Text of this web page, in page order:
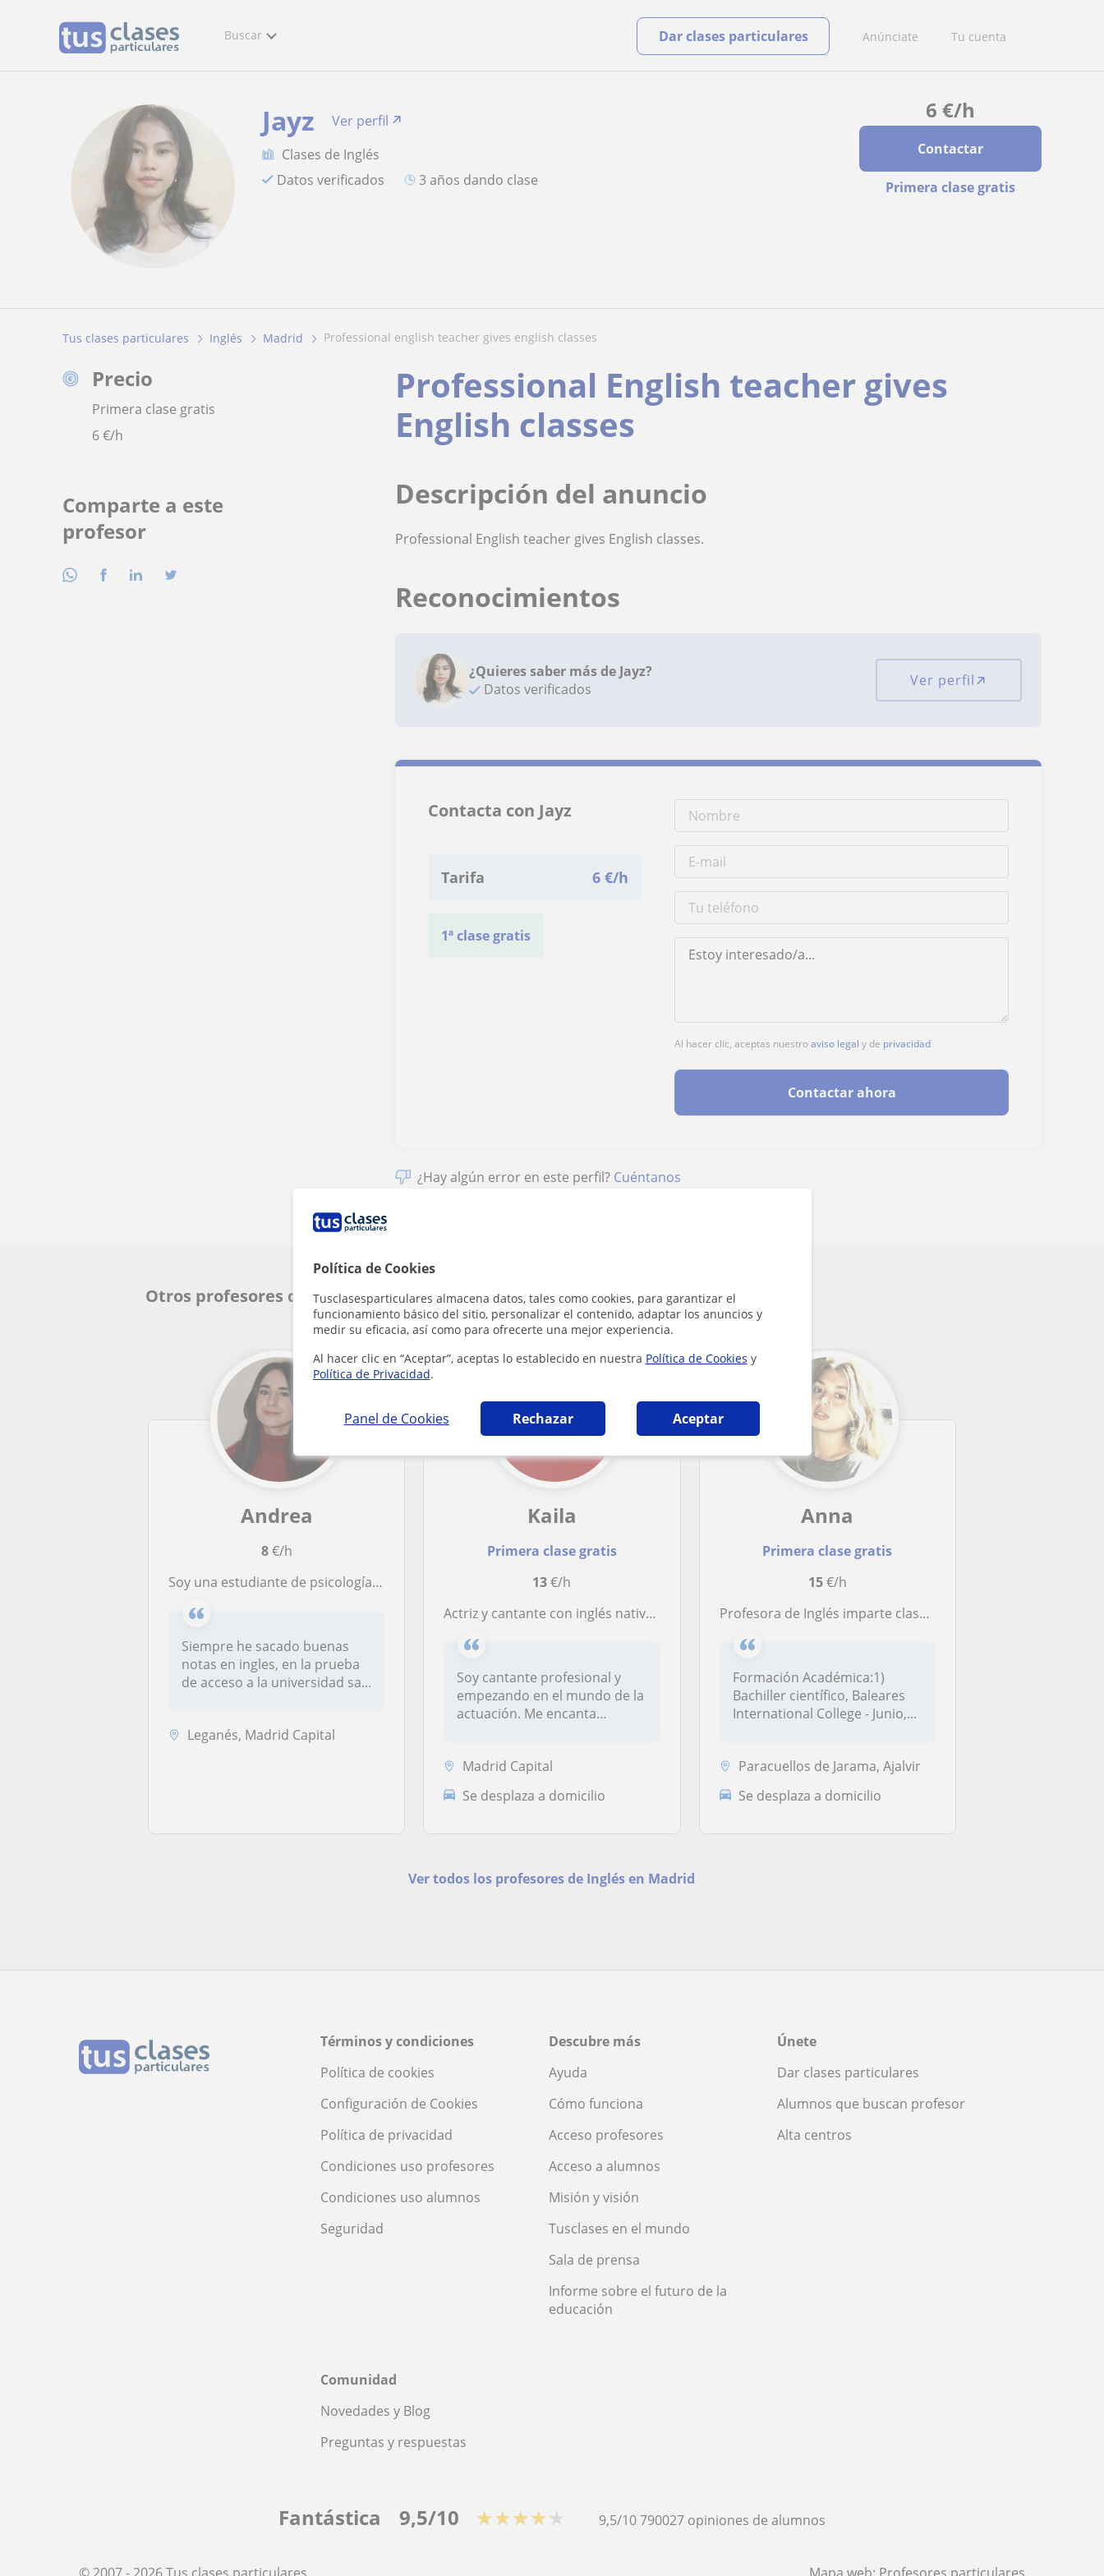
Política de Cookies
Tusclasesparticulares almacena datos, tales como cookies, para garantizar el
funcionamiento básico del sitio, personalizar el contenido, adaptar los anuncios y
medir su eficacia, así como para ofrecerte una mejor experiencia.
Al hacer clic en “Aceptar”, aceptas lo establecido en nuestra Política de Cookies y
Política de Privacidad.
Panel de Cookies Rechazar Aceptar
Buscar Anúnciate Tu cuenta
Dar clases particulares
6 €/h
Contactar
Primera clase gratis
Jayz
Ver perfil
Clases de Inglés
Datos verificados
3 años dando clase
Tus clases particulares Inglés Madrid professional english teacher gives english classes
Precio
Primera clase gratis
6€/h
Comparte a este
profesor
Professional English teacher gives
English classes
Descripción del anuncio
Professional English teacher gives English classes.
Reconocimientos
¿Quieres saber más de Jayz?
Datos verificados
Ver perfil
Contacta con Jayz
Tarifa 6 €/h
1ª clase gratis
Al hacer clic, aceptas nuestroaviso legal y de privacidad
Contactar ahora
¿Hay algún error en este perfil? Cuéntanos
Otros profesores de Inglés en Madrid que pueden interesarte
Andrea
8€/h
Soy una estudiante de psicología con un buen nivel de ingles. Podría dar clase a niños de primaria y primero y segundo de la eso
Siempre he sacado buenas
notas en ingles, en la prueba
de acceso a la universidad sa...
Leganés, Madrid Capital
Kaila
Primera clase gratis
13€/h
Actriz y cantante con inglés nativo y con 11 años estudiando en el conservatorio de música
Soy cantante profesional y
empezando en el mundo de la
actuación. Me encanta
Madrid Capital
Se desplaza a domicilio
Anna
Primera clase gratis
15€/h
Profesora de Inglés imparte clases a niños de Primaria, Secundaria y Bachillerato
Formación Académica:1)
Bachiller científico, Baleares
International College - Junio,...
Paracuellos de Jarama, Ajalvir
Se desplaza a domicilio
Ver todos los profesores de Inglés en Madrid
Términos y condiciones
Política de cookies
Configuración de Cookies
Política de privacidad
Condiciones uso profesores
Condiciones uso alumnos
Seguridad
Descubre más
Ayuda
Cómo funciona
Acceso profesores
Acceso a alumnos
Misión y visión
Tusclases en el mundo
Sala de prensa
Informe sobre el futuro de la
educación
Únete
Dar clases particulares
Alumnos que buscan profesor
Alta centros
Comunidad
Novedades y Blog
Preguntas y respuestas
Fantástica 9,5/10 ★★★★★ 9,5/10790027 opiniones de alumnos